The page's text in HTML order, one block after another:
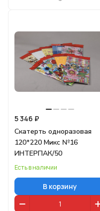
5 346 ₽
Скатерть одноразовая
120*220 Микс №16
ИНТЕРПАК/50
Есть в наличии
В корзину